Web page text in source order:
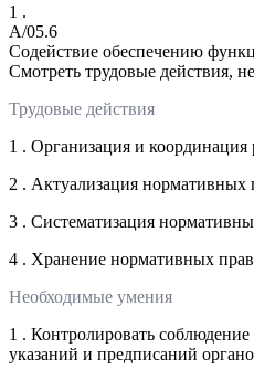
1 .
A/05.6
Содействие обеспечению
Смотреть трудовые действия,
Трудовые действия
1 . Организация и координация
2 . Актуализация нормативных
3 . Систематизация
4 . Хранение нормативных
Необходимые умения
1 . Контролировать
указаний и предписаний